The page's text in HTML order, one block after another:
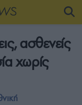
ασθενείς
χωρίς